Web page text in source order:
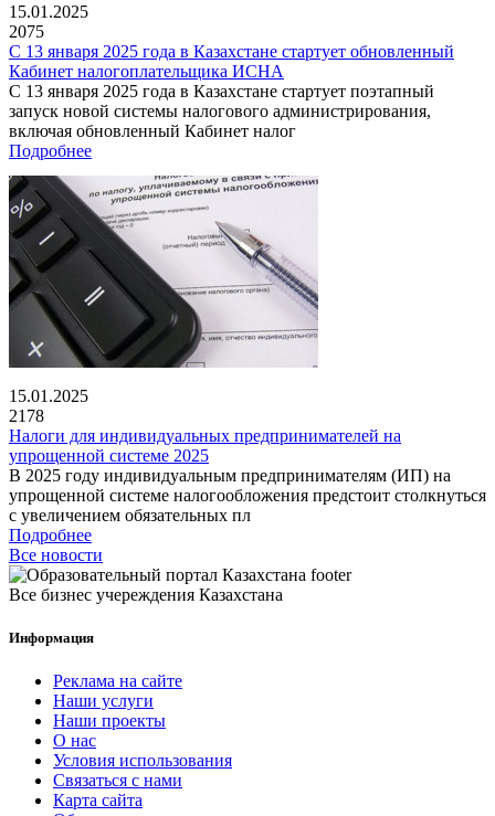
15.01.2025
2075
С 13 января 2025 года в Казахстане стартует обновленный
Кабинет налогоплательщика ИСНА
С 13 января 2025 года в Казахстане стартует поэтапный
запуск новой системы налогового администрирования,
включая обновленный Кабинет налог
Подробнее
15.01.2025
2178
Налоги для индивидуальных предпринимателей на
упрощенной системе 2025
В 2025 году индивидуальным предпринимателям (ИП) на
упрощенной системе налогообложения предстоит столкнуться
с увеличением обязательных пл
Подробнее
Все новости
Все бизнес учереждения Казахстана
Информация
Реклама на сайте
Наши услуги
Наши проекты
О нас
Условия использования
Связаться с нами
Карта сайта